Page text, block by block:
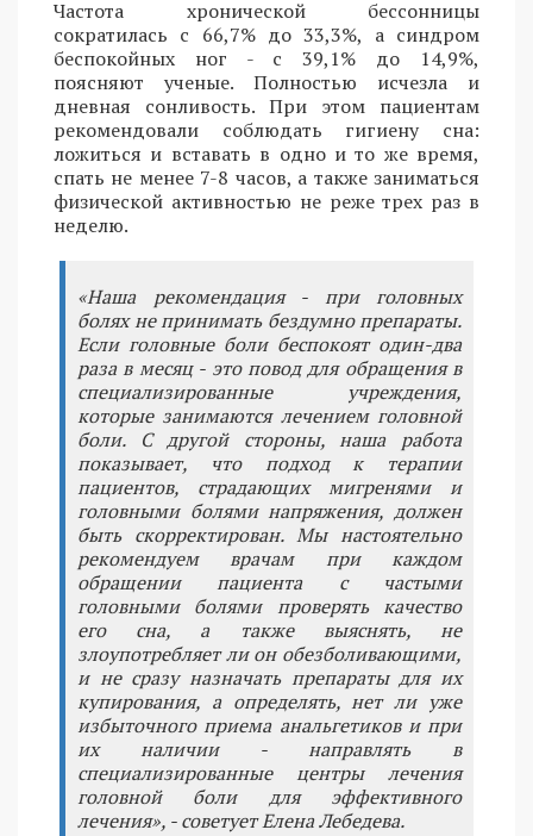
Частота хронической бессонницы
сократилась с 66,7% до 33,3%, а синдром
беспокойных ног - с 39,1% до 14,9%,
поясняют ученые. Полностью исчезла и
дневная сонливость. При этом пациентам
рекомендовали соблюдать гигиену сна:
ложиться и вставать в одно и то же время,
спать не менее 7-8 часов, а также заниматься
физической активностью не реже трех раз в
неделю.
«Наша рекомендация - при головных
болях не принимать бездумно препараты.
Если головные боли беспокоят один-два
раза в месяц - это повод для обращения в
специализированные учреждения,
которые занимаются лечением головной
боли. С другой стороны, наша работа
показывает, что подход к терапии
пациентов, страдающих мигренями и
головными болями напряжения, должен
быть скорректирован. Мы настоятельно
рекомендуем врачам при каждом
обращении пациента с частыми
головными болями проверять качество
его сна, а также выяснять, не
злоупотребляет ли он обезболивающими,
и не сразу назначать препараты для их
купирования, а определять, нет ли уже
избыточного приема анальгетиков и при
их наличии - направлять в
специализированные центры лечения
головной боли для эффективного
лечения», - советует Елена Лебедева.